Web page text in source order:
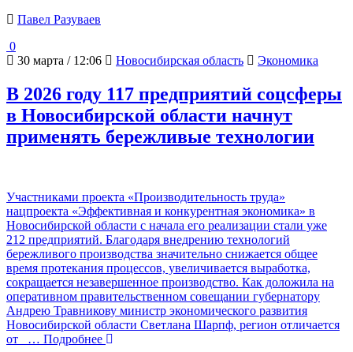
Павел Разуваев
0
30 марта / 12:06
Новосибирская область Экономика
В 2026 году 117 предприятий соцсферы
в Новосибирской области начнут
применять бережливые технологии
Участниками проекта «Производительность труда»
нацпроекта «Эффективная и конкурентная экономика» в
Новосибирской области с начала его реализации стали уже
212 предприятий. Благодаря внедрению технологий
бережливого производства значительно снижается общее
время протекания процессов, увеличивается выработка,
сокращается незавершенное производство. Как доложила на
оперативном правительственном совещании губернатору
Андрею Травникову министр экономического развития
Новосибирской области Светлана Шарпф, регион отличается
от
… Подробнее